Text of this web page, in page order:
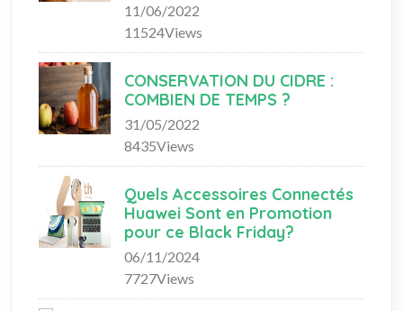
11/06/2022
11524Views
CONSERVATION DU CIDRE :
COMBIEN DE TEMPS ?
31/05/2022
8435Views
Quels Accessoires Connectés
Huawei Sont en Promotion
pour ce Black Friday?
06/11/2024
7727Views